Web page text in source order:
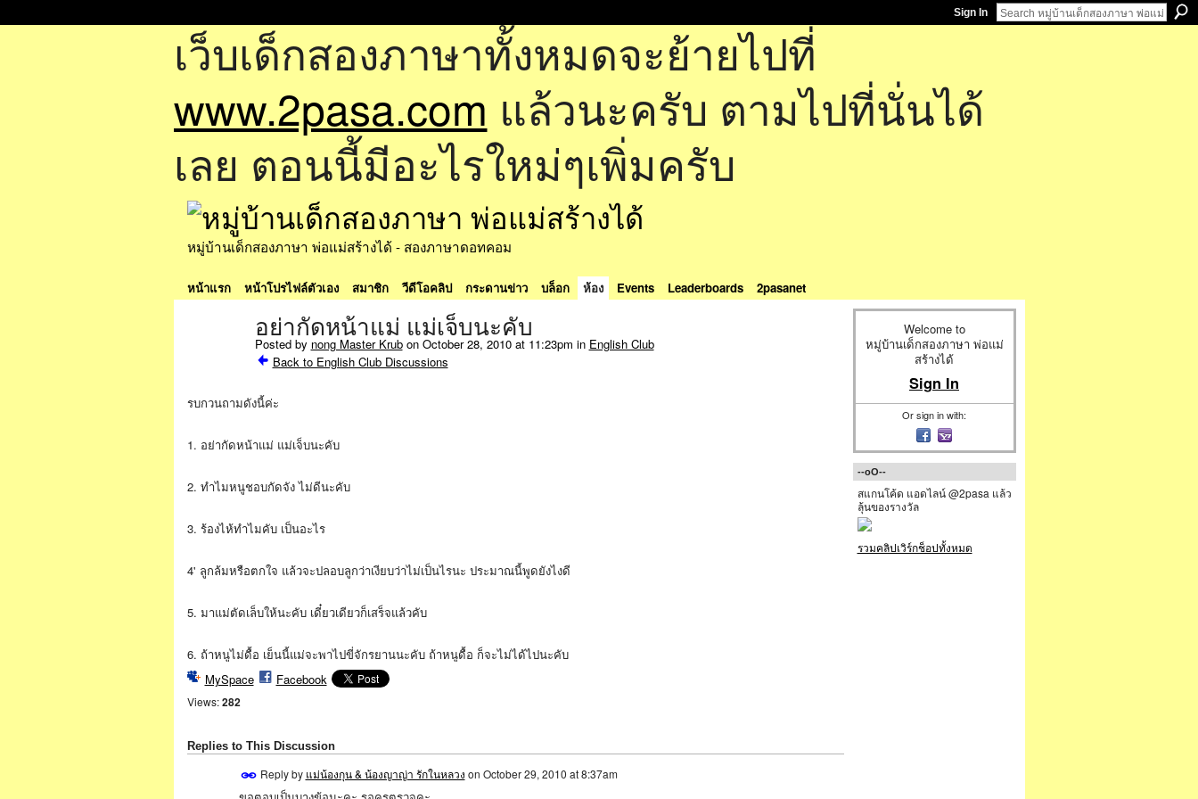
Sign In
เว็บเด็กสองภาษาทั้งหมดจะย้ายไปที่
www.2pasa.com แล้วนะครับ ตามไปที่นั่นได้
เลย ตอนนี้มีอะไรใหม่ๆเพิ่มครับ
หมู่บ้านเด็กสองภาษา พ่อแม่สร้างได้ - สองภาษาดอทคอม
หน้าแรก หน้าโปรไฟล์ตัวเอง สมาชิก วีดีโอคลิป กระดานข่าว บล็อก ห้อง Events Leaderboards 2pasanet
อย่ากัดหน้าแม่ แม่เจ็บนะคับ
Posted by nong Master Krubon October 28, 2010 at 11:23pm in English Club
Back to English Club Discussions
รบกวนถามดังนี้ค่ะ
1. อย่ากัดหน้าแม่ แม่เจ็บนะคับ
2. ทำไมหนูชอบกัดจัง ไม่ดีนะคับ
3. ร้องไห้ทำไมคับ เป็นอะไร
4' ลูกล้มหรือตกใจ แล้วจะปลอบลูกว่าเงียบว่าไม่เป็นไรนะ ประมาณนี้พูดยังไงดี
5. มาแม่ตัดเล็บให้นะคับ เดี๋ยวเดียวก็เสร็จแล้วคับ
6. ถ้าหนูไม่ดื้อ เย็นนี้แม่จะพาไปขี่จักรยานนะคับ ถ้าหนูดื้อ ก็จะไม่ได้ไปนะคับ
MySpace
Facebook
Views: 282
Replies to This Discussion
Reply by แม่น้องกุน & น้องญาญ่า รักในหลวง on October 29, 2010 at 8:37am
Welcome to
หมู่บ้านเด็กสองภาษา พ่อแม่
สร้างได้
Sign In
Or sign in with:
--oO--
สแกนโค้ด แอดไลน์ @2pasa แล้ว
ลุ้นของรางวัล
รวมคลิปเวิร์กช็อปทั้งหมด